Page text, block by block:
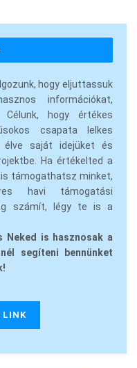
hogy eljuttassuk
információkat,
Célunk, hogy értékes
csapata lelkes
élve saját idejüket és
Ha értékelted a
is támogathatsz minket,
havi támogatási
számít, légy te is a
Neked is hasznosak a
segíteni bennünket
LINK